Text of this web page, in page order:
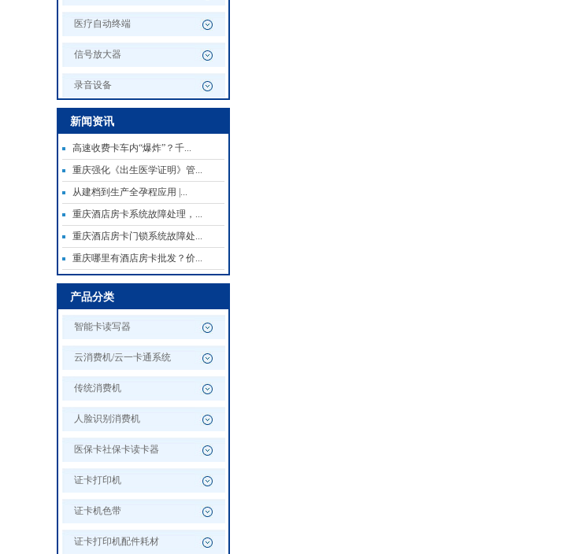
医疗自动终端
信号放大器
录音设备
新闻资讯
高速收费卡车内“爆炸”？千...
重庆强化《出生医学证明》管...
从建档到生产全孕程应用 |...
重庆酒店房卡系统故障处理，...
重庆酒店房卡门锁系统故障处...
重庆哪里有酒店房卡批发？价...
产品分类
智能卡读写器
云消费机/云一卡通系统
传统消费机
人脸识别消费机
医保卡社保卡读卡器
证卡打印机
证卡机色带
证卡打印机配件耗材